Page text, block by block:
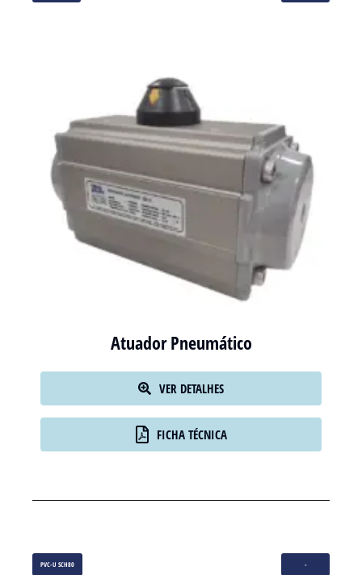
Atuador Pneumático
VER DETALHES
FICHA TÉCNICA
PVC-U SCH80